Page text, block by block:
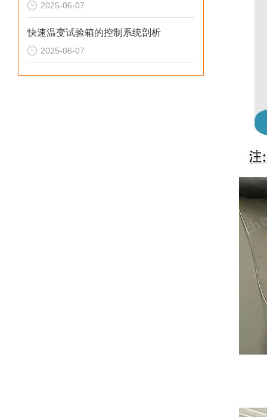
2025-06-07
快速温变试验箱的控制系统剖析
2025-06-07